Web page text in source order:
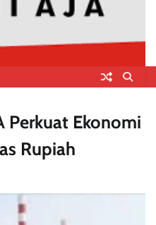
Perkuat Ekonomi
Rupiah